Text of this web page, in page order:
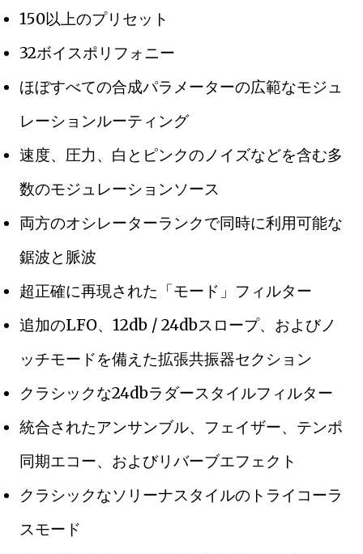
150以上のプリセット
32ボイスポリフォニー
ほぼすべての合成パラメーターの広範なモジュ
レーションルーティング
速度、圧力、白とピンクのノイズなどを含む多
数のモジュレーションソース
両方のオシレーターランクで同時に利用可能な
鋸波と脈波
超正確に再現された「モード」フィルター
追加のLFO、12db / 24dbスロープ、およびノ
ッチモードを備えた拡張共振器セクション
クラシックな24dbラダースタイルフィルター
統合されたアンサンブル、フェイザー、テンポ
同期エコー、およびリバーブエフェクト
クラシックなソリーナスタイルのトライコーラ
スモード